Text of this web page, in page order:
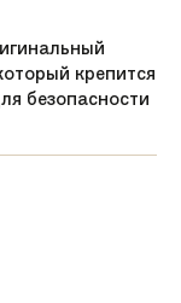
крепится
безопасности